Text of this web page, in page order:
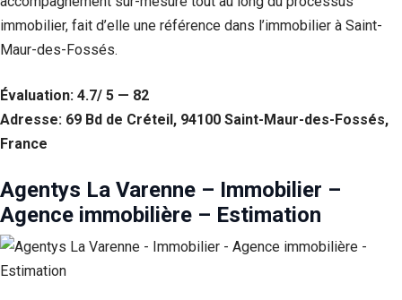
immobilier, fait d’elle une référence dans l’immobilier à Saint-
Maur-des-Fossés.
Évaluation: 4.7/ 5 — 82
Adresse: 69 Bd de Créteil, 94100 Saint-Maur-des-Fossés,
France
Agentys La Varenne – Immobilier –
Agence immobilière – Estimation